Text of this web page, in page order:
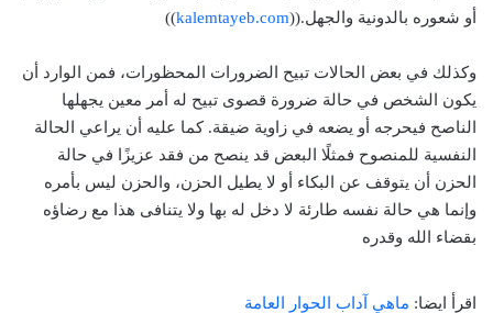
أو شعوره بالدونية والجهل.((kalemtayeb.com
))
وكذلك في بعض الحالات تبيح الضرورات المحظورات، فمن الوارد أن
يكون الشخص في حالة ضرورة قصوى تبيح له أمر معين يجهلها
الناصح فيحرجه أو يضعه في زاوية ضيقة. كما عليه أن يراعي الحالة
النفسية للمنصوح فمثلًا البعض قد ينصح من فقد عزيزًا في حالة
الحزن أن يتوقف عن البكاء أو لا يطيل الحزن، والحزن ليس بأمره
وإنما هي حالة نفسه طارئة لا دخل له بها ولا يتنافى هذا مع رضاؤه
بقضاء الله وقدره
اقرأ ايضا: ماهي آداب الحوار العامة